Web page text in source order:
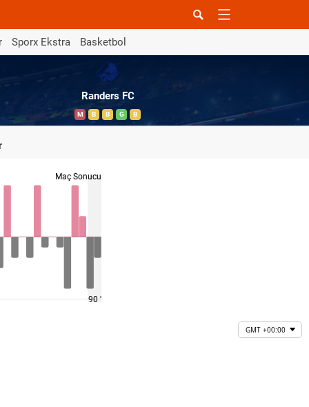
Sporx Ekstra Basketbol
Randers FC
M B B G B
Maç Sonucu
90 '
GMT +00:00